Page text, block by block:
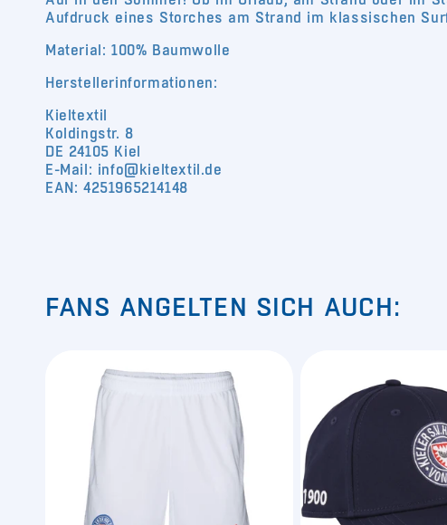
Aufdruck eines Storches am Strand im klassischen
Material: 100% Baumwolle
Herstellerinformationen:
Kieltextil
Koldingstr. 8
DE 24105 Kiel
E-Mail: info@kieltextil.de
EAN: 4251965214148
FANS ANGELTEN SICH AUCH: